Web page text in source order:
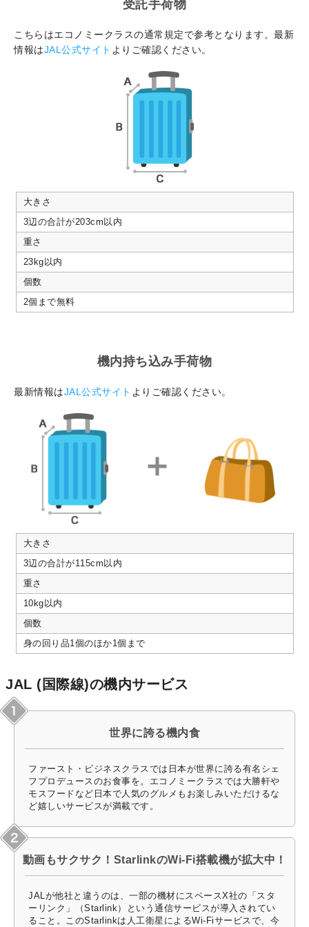
受託手荷物
こちらはエコノミークラスの通常規定で参考となります。最新
情報はJAL公式サイト よりご確認ください。
大きさ
3辺の合計が203cm以内
重さ
23kg以内
個数
2個まで無料
機内持ち込み手荷物
最新情報はJAL公式サイト よりご確認ください。
大きさ
3辺の合計が115cm以内
重さ
10kg以内
個数
身の回り品1個のほか1個まで
JAL (国際線)の機内サービス
世界に誇る機内食
ファースト・ビジネスクラスでは日本が世界に誇る有名シェ
フプロデュースのお食事を。エコノミークラスでは大勝軒や
モスフードなど日本で人気のグルメもお楽しみいただけるな
ど嬉しいサービスが満載です。
動画もサクサク！StarlinkのWi-Fi搭載機が拡大中！
JALが他社と違うのは、一部の機材にスペースX社の「スタ
ーリンク」（Starlink）という通信サービスが導入されてい
ること。このStarlinkは人工衛星によるWi-Fiサービスで、今